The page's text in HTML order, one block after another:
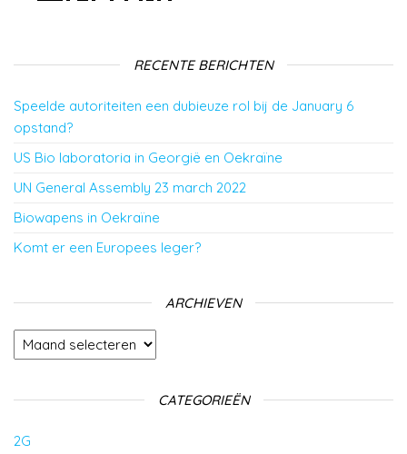
RECENTE BERICHTEN
Speelde autoriteiten een dubieuze rol bij de January 6
opstand?
US Bio laboratoria in Georgië en Oekraïne
UN General Assembly 23 march 2022
Biowapens in Oekraïne
Komt er een Europees leger?
ARCHIEVEN
Archieven
CATEGORIEËN
2G